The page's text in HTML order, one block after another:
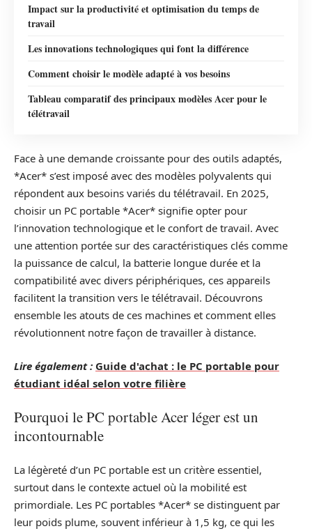
Impact sur la productivité et optimisation du temps de
travail
Les innovations technologiques qui font la différence
Comment choisir le modèle adapté à vos besoins
Tableau comparatif des principaux modèles Acer pour le
télétravail
Face à une demande croissante pour des outils adaptés,
*Acer* s’est imposé avec des modèles polyvalents qui
répondent aux besoins variés du télétravail. En 2025,
choisir un PC portable *Acer* signifie opter pour
l’innovation technologique et le confort de travail. Avec
une attention portée sur des caractéristiques clés comme
la puissance de calcul, la batterie longue durée et la
compatibilité avec divers périphériques, ces appareils
facilitent la transition vers le télétravail. Découvrons
ensemble les atouts de ces machines et comment elles
révolutionnent notre façon de travailler à distance.
Lire également : Guide d'achat : le PC portable pour
étudiant idéal selon votre filière
Pourquoi le PC portable Acer léger est un
incontournable
La légèreté d’un PC portable est un critère essentiel,
surtout dans le contexte actuel où la mobilité est
primordiale. Les PC portables *Acer* se distinguent par
leur poids plume, souvent inférieur à 1,5 kg, ce qui les